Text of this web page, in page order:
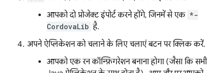
आपको दो प्रोजेक्ट इंपोर्ट करने होंगे, जिनमें से एक *-
CordovaLib है.
अपने ऐप्लिकेशन को चलाने के लिए चलाएं बटन पर क्लिक करें.
आपको एक रन कॉन्फ़िगरेशन बनाना होगा (जैसा कि सभी